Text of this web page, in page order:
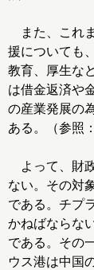
また、これ
援についても
教育、厚生な
は借金返済や
の産業発展の
ある。（参照
よって、財
ない。その対
である。チプ
かねばならな
である。その
ウス港は中国